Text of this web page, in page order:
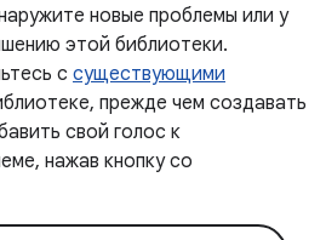
новые проблемы или у
этой библиотеки.
с существующими
прежде чем создавать
свой голос к
нажав кнопку со